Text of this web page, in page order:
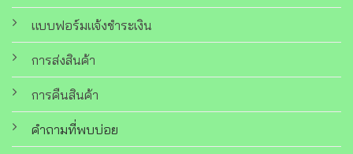
แบบฟอร์มแจ้งชำระเงิน
การส่งสินค้า
การคืนสินค้า
คำถามที่พบบ่อย